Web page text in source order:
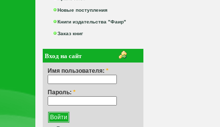
Новые поступления
Книги издательства "Фаир"
Заказ книг
Вход на сайт
Имя пользователя: *
Пароль: *